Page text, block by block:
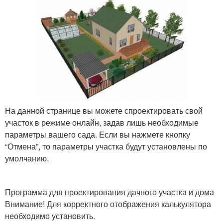
На данной странице вы можете спроектировать свой
участок в режиме онлайн, задав лишь необходимые
параметры вашего сада. Если вы нажмете кнопку
“Отмена”, то параметры участка будут установлены по
умолчанию.
Программа для проектирования дачного участка и дома
Внимание! Для корректного отображения калькулятора
необходимо установить.